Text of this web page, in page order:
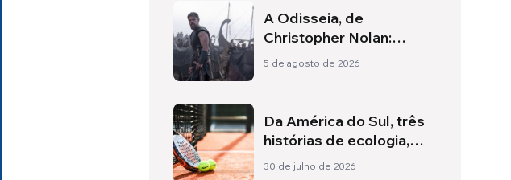
A Odisseia, de
Christopher Nolan:
Ulisses e a necessidade
5 de agosto de 2026
Da América do Sul, três
histórias de ecologia,
esporte e saúde
30 de julho de 2026